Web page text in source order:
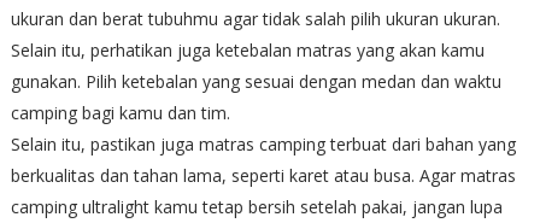
ukuran dan berat tubuhmu agar tidak salah pilih ukuran ukuran.
Selain itu, perhatikan juga ketebalan matras yang akan kamu
gunakan. Pilih ketebalan yang sesuai dengan medan dan waktu
camping bagi kamu dan tim.
Selain itu, pastikan juga matras camping terbuat dari bahan yang
berkualitas dan tahan lama, seperti karet atau busa. Agar matras
camping ultralight kamu tetap bersih setelah pakai, jangan lupa